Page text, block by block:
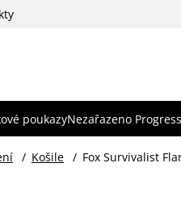
poukazyNezařazeno
/ Košile / Fox Survivalist